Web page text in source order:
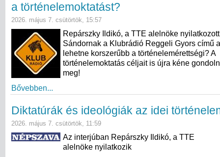
a történelemoktatást?
2026. május 7. csütörtök, 15:57
Repárszky Ildikó, a TTE alelnöke
Sándornak a Klubrádió Reggeli Gyors című
lehetne korszerűbb a történelemérettségi? A
történelemoktatás céljait is újra kéne
meg!
Bővebben...
Diktatúrák és ideológiák az idei
2026. május 7. csütörtök, 11:59
Az interjúban Repárszky Ildikó, a TTE
alelnöke nyilatkozik